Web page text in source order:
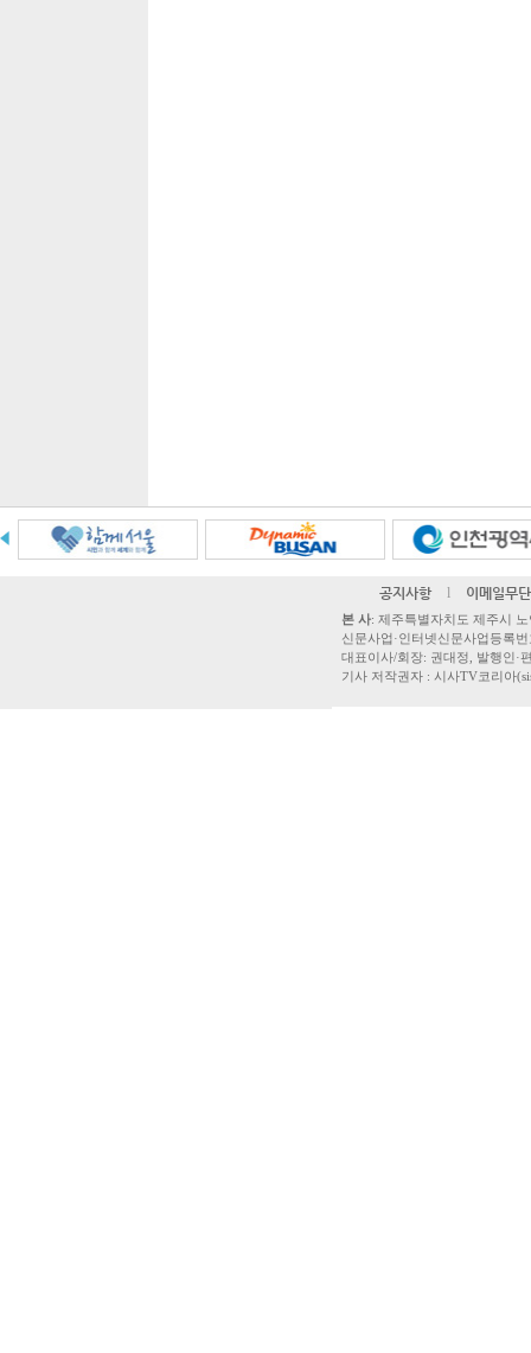
공지사항 l 이메일무
본 사: 제주특별자치도 제주시
신문사업·인터넷신문사업등록
대표이사/회장: 권대정, 발행인·
기사 저작권자 : 시사TV코리아